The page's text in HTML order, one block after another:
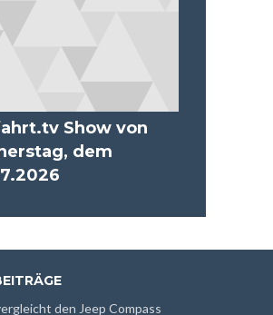
Show von
dem
den Jeep Compass